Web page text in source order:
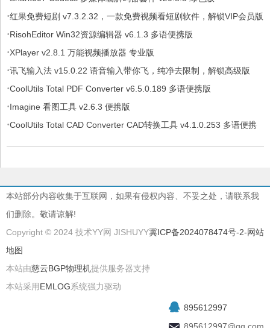
·红果免费短剧 v7.3.2.32，一款免费视频看短剧软件，解锁VIP会员版
·RisohEditor Win32资源编辑器 v6.1.3 多语便携版
·XPlayer v2.8.1 万能视频播放器 专业版
·讯飞输入法 v15.0.22 语音输入带你飞，纯净去限制，解锁高级版
·CoolUtils Total PDF Converter v6.5.0.189 多语便携版
·Imagine 看图工具 v2.6.3 便携版
·CoolUtils Total CAD Converter CAD转换工具 v4.1.0.253 多语便携
本站部分内容收集于互联网，如果有侵权内容、不妥之处，请联系我
们删除。敬请谅解!
Copyright © 2024 技术YY网 JISHUYY冀ICP备2024078474号-2-网站
地图
本站由慈云BGP物理机提供服务器支持
本站采用EMLOG系统强力驱动
895612997